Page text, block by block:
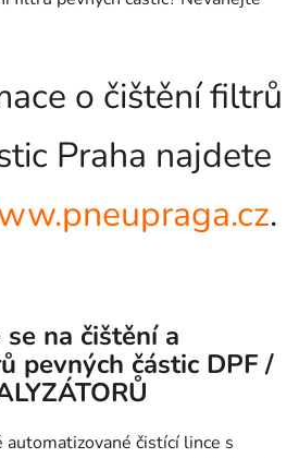
o čištění filtrů
Praha najdete
.
na čištění a
pevných částic DPF /
čistící lince s